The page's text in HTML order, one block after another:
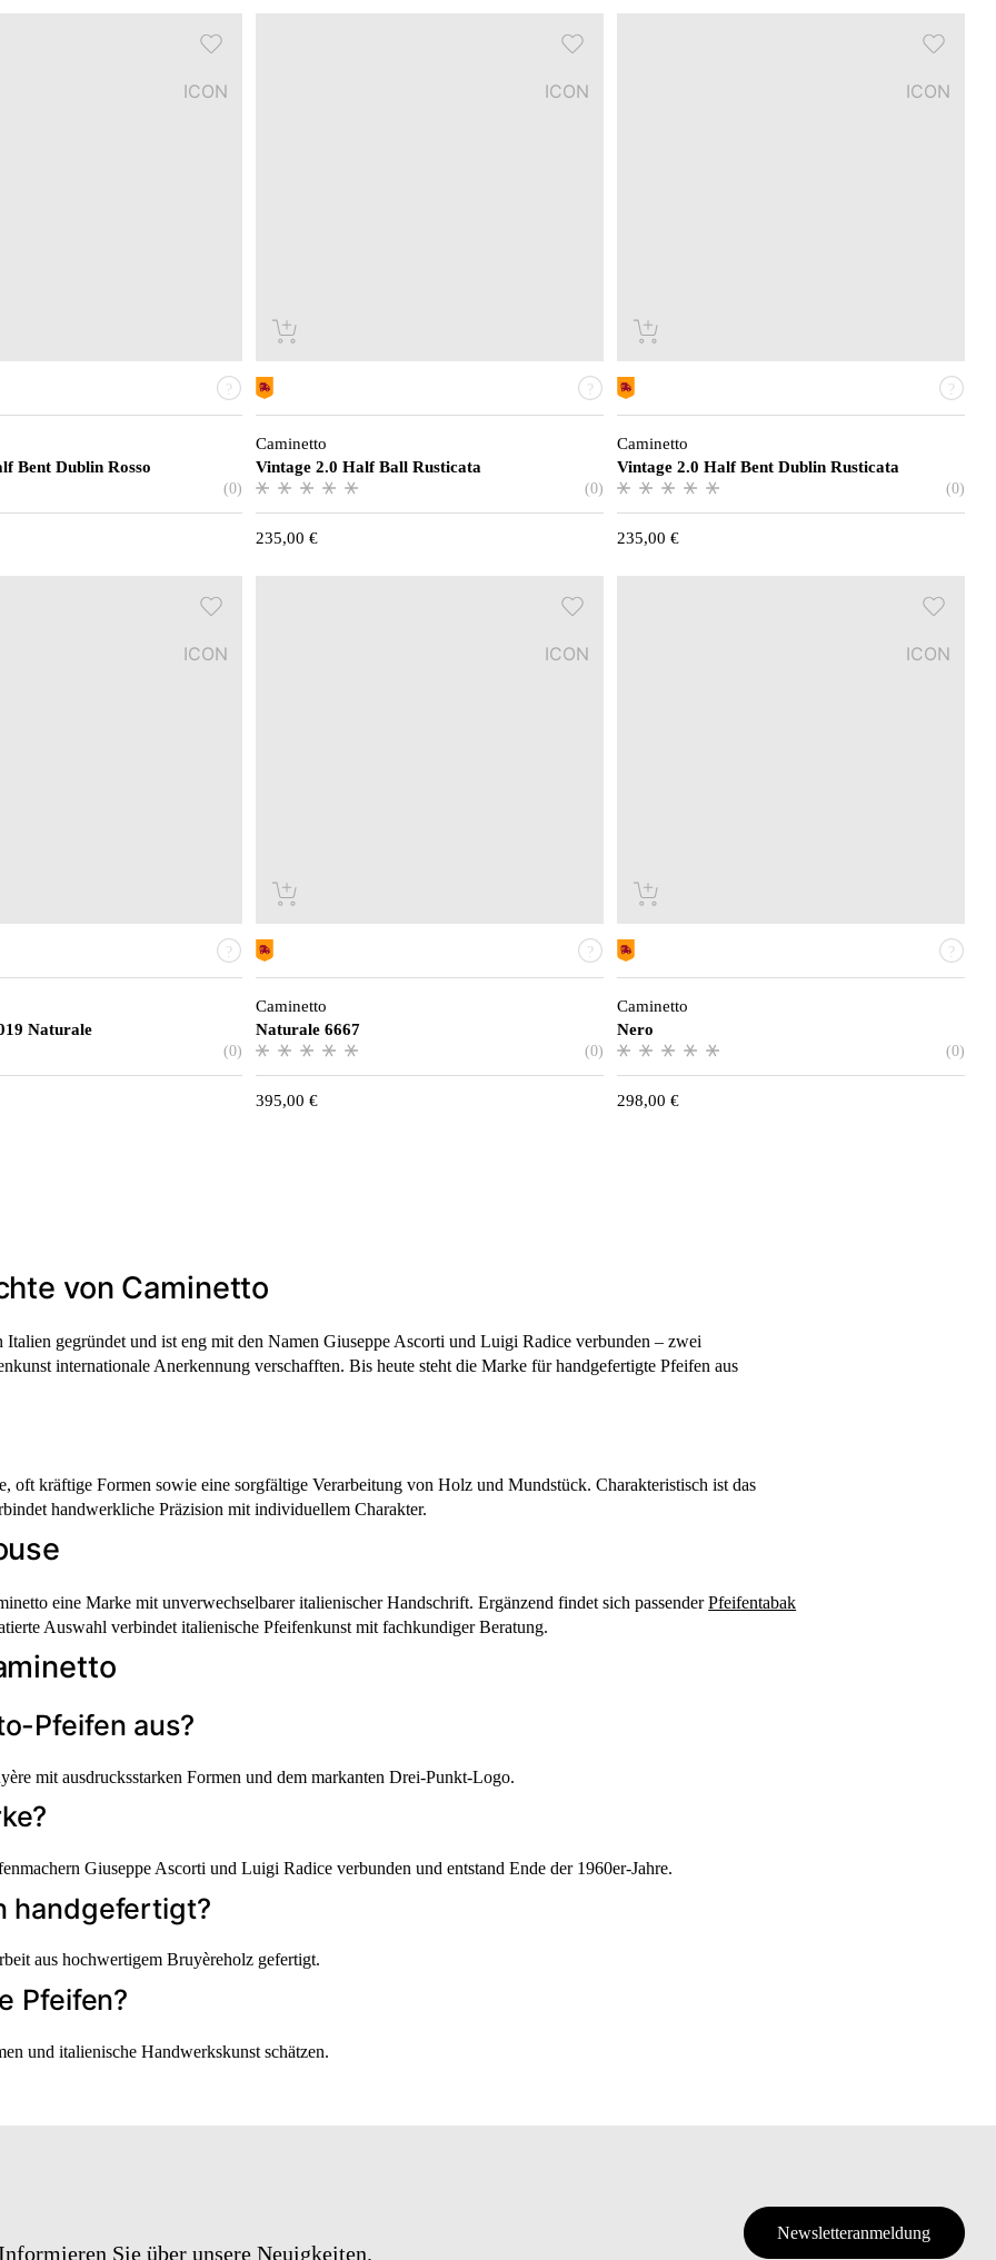
ICON
Bent Dublin Rosso
(0)
ICON
Caminetto
Vintage 2.0 Half Ball Rusticata
(0)
235,00 €
ICON
Caminetto
Vintage 2.0 Half Bent Dublin Rusticata
(0)
235,00 €
ICON
Naturale
(0)
ICON
Caminetto
Naturale 6667
(0)
395,00 €
ICON
Caminetto
Nero
(0)
298,00 €
von Caminetto
gegründet und ist eng mit den Namen Giuseppe Ascorti und Luigi Radice verbunden – zwei
internationale Anerkennung verschafften. Bis heute steht die Marke für handgefertigte Pfeifen aus
oft kräftige Formen sowie eine sorgfältige Verarbeitung von Holz und Mundstück. Charakteristisch ist das
handwerkliche Präzision mit individuellem Charakter.
eine Marke mit unverwechselbarer italienischer Handschrift. Ergänzend findet sich passenderPfeifentabak
Auswahl verbindet italienische Pfeifenkunst mit fachkundiger Beratung.
Pfeifen aus?
mit ausdrucksstarken Formen und dem markanten Drei-Punkt-Logo.
Giuseppe Ascorti und Luigi Radice verbunden und entstand Ende der 1960er-Jahre.
handgefertigt?
aus hochwertigem Bruyèreholz gefertigt.
Pfeifen?
und italienische Handwerkskunst schätzen.
Sie über unsere Neuigkeiten.
Newsletteranmeldung